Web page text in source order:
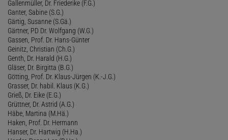
Gallenmüller, Dr. Friederike (F.G.)
Ganter, Sabine (S.G.)
Gärtig, Susanne (S.Gä.)
Gärtner, PD Dr. Wolfgang (W.G.)
Gassen, Prof. Dr. Hans-Günter
Geinitz, Christian (Ch.G.)
Genth, Dr. Harald (H.G.)
Gläser, Dr. Birgitta (B.G.)
Götting, Prof. Dr. Klaus-Jürgen (K.-J.G.)
Grasser, Dr. habil. Klaus (K.G.)
Grieß, Dr. Eike (E.G.)
Grüttner, Dr. Astrid (A.G.)
Häbe, Martina (M.Hä.)
Haken, Prof. Dr. Hermann
Hanser, Dr. Hartwig (H.Ha.)